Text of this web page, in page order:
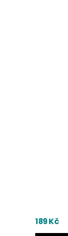
189 Kč